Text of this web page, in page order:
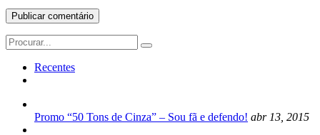
Search
for:
Recentes
Promo “50 Tons de Cinza” – Sou fã e defendo! abr 13, 2015